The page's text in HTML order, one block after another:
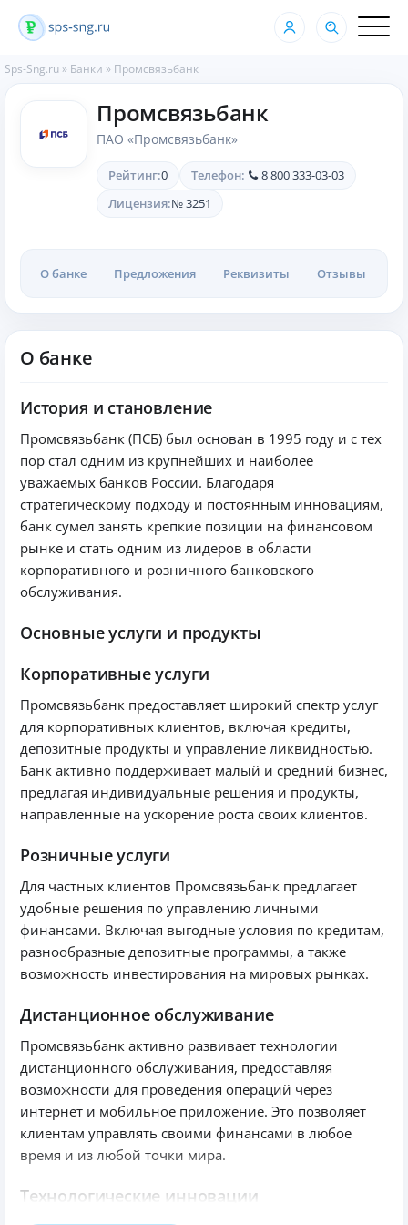
Sps-Sng.ru » Банки » Промсвязьбанк
Промсвязьбанк
ПАО «Промсвязьбанк»
Рейтинг:0 Телефон:
8 800 333-03-03
Лицензия:№ 3251
О банке Предложения Реквизиты Отзывы
О банке
История и становление
Промсвязьбанк (ПСБ) был основан в 1995 году и с тех
пор стал одним из крупнейших и наиболее
уважаемых банков России. Благодаря
стратегическому подходу и постоянным инновациям,
банк сумел занять крепкие позиции на финансовом
рынке и стать одним из лидеров в области
корпоративного и розничного банковского
обслуживания.
Основные услуги и продукты
Корпоративные услуги
Промсвязьбанк предоставляет широкий спектр услуг
для корпоративных клиентов, включая кредиты,
депозитные продукты и управление ликвидностью.
Банк активно поддерживает малый и средний бизнес,
предлагая индивидуальные решения и продукты,
направленные на ускорение роста своих клиентов.
Розничные услуги
Для частных клиентов Промсвязьбанк предлагает
удобные решения по управлению личными
финансами. Включая выгодные условия по кредитам,
разнообразные депозитные программы, а также
возможность инвестирования на мировых рынках.
Дистанционное обслуживание
Промсвязьбанк активно развивает технологии
дистанционного обслуживания, предоставляя
возможности для проведения операций через
интернет и мобильное приложение. Это позволяет
клиентам управлять своими финансами в любое
время и из любой точки мира.
Технологические инновации